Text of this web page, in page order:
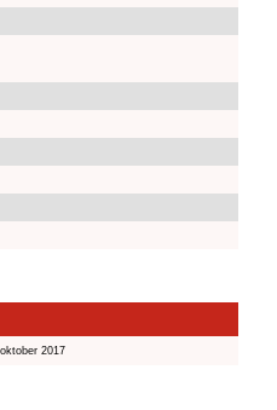
2017